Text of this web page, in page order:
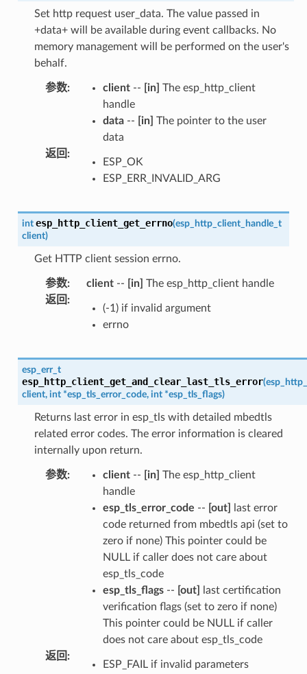
Set http request user_data. The value passed in
+data+ will be available during event callbacks. No
memory management will be performed on the user's
behalf.
参数: client-- [in] The esp_http_client
handle
data-- [in] The pointer to the user
data
返回 :
ESP_OK
ESP_ERR_INVALID_ARG
int esp_http_client_get_errno(esp_http_client_handle_t
client)
Get HTTP client session errno.
参数: client-- [in] The esp_http_client handle
返回 :
(-1) if invalid argument
errno
esp_err_t
esp_http_client_get_and_clear_last_tls_error(
client, int *esp_tls_error_code, int *esp_tls_flags)
Returns last error in esp_tls with detailed mbedtls
related error codes. The error information is cleared
internally upon return.
参数: client-- [in] The esp_http_client
handle
esp_tls_error_code -- [out]
last error
code returned from mbedtls api (set to
zero if none) This pointer could be
NULL if caller does not care about
esp_tls_code
esp_tls_flags-- [out]
last certification
verification flags (set to zero if none)
This pointer could be NULL if caller
does not care about esp_tls_code
返回 :
ESP_FAIL if invalid parameters